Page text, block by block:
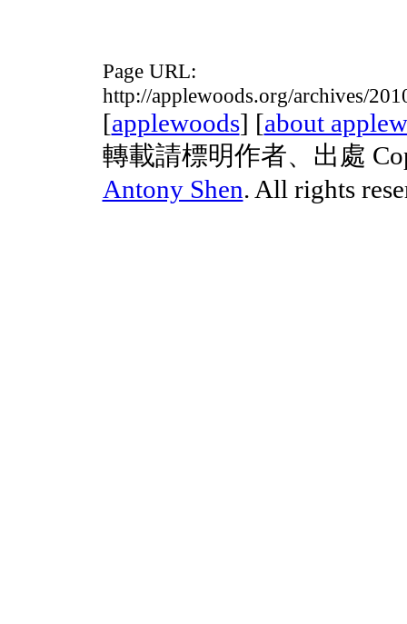
Page URL:
http://applewoods.org/archives/
[applewoods] [about
轉載請標明作者、出處
Antony Shen. All rights